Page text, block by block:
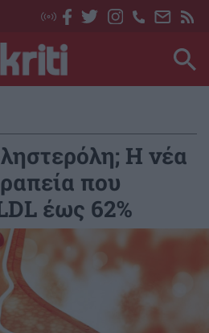
Η νέα
που
έως 62%